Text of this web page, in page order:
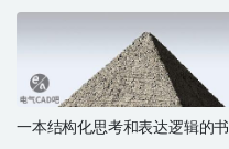
一本结构化思考和表达逻辑的书